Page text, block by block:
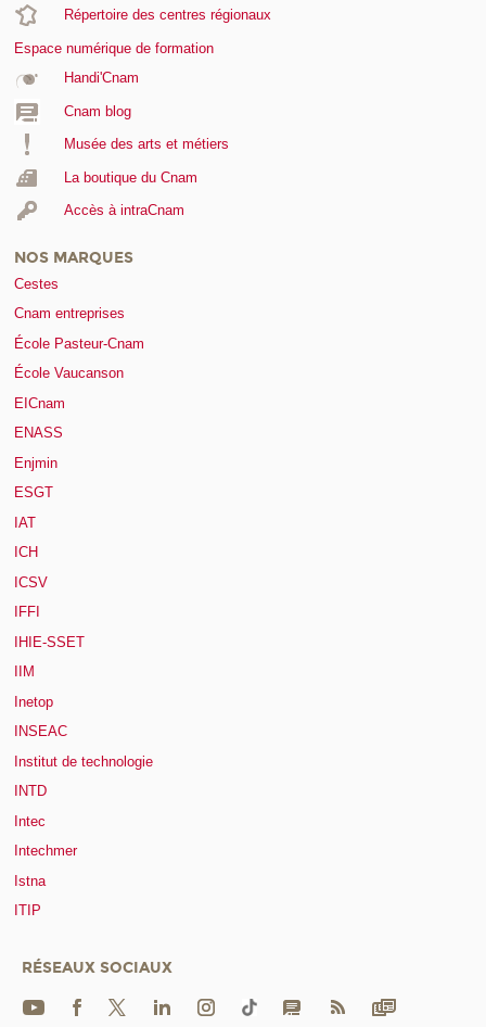
Répertoire des centres régionaux
Espace numérique de formation
Handi'Cnam
Cnam blog
Musée des arts et métiers
La boutique du Cnam
Accès à intraCnam
NOS MARQUES
Cestes
Cnam entreprises
École Pasteur-Cnam
École Vaucanson
EICnam
ENASS
Enjmin
ESGT
IAT
ICH
ICSV
IFFI
IHIE-SSET
IIM
Inetop
INSEAC
Institut de technologie
INTD
Intec
Intechmer
Istna
ITIP
RÉSEAUX SOCIAUX